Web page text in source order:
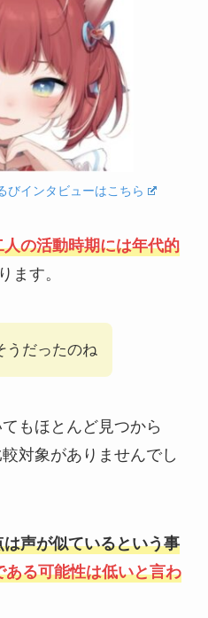
びインタビューはこちら
人の活動時期には年代的
ます。
だったのね
もほとんど見つから
対象がありませんでし
は声が似ているという事
ある可能性は低いと言わ